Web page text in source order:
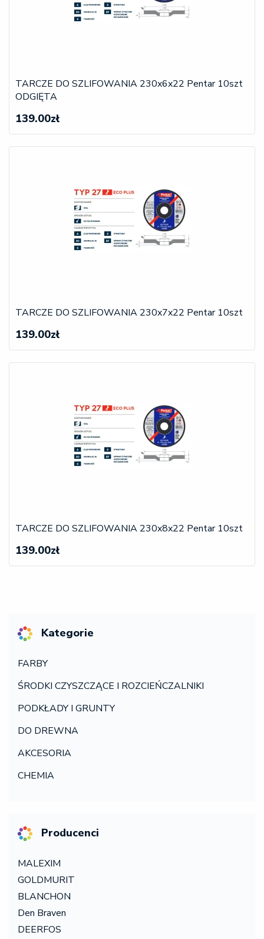
TARCZE DO SZLIFOWANIA 230x6x22 Pentar 10szt
ODGIĘTA
139.00zł
TARCZE DO SZLIFOWANIA 230x7x22 Pentar 10szt
139.00zł
TARCZE DO SZLIFOWANIA 230x8x22 Pentar 10szt
139.00zł
Kategorie
FARBY
ŚRODKI CZYSZCZĄCE I ROZCIEŃCZALNIKI
PODKŁADY I GRUNTY
DO DREWNA
AKCESORIA
CHEMIA
Producenci
MALEXIM
GOLDMURIT
BLANCHON
Den Braven
DEERFOS